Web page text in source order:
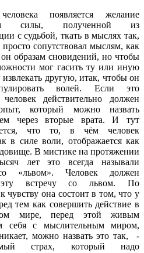
появляется желание
силы, полученной из
с судьбой, ткать в мыслях так,
сопутствовал мыслям, как
он образам сновидений, но чтобы
мог гасить ту или иную
другую, итак, чтобы он
волей. Если это
человек действительно должен
который можно назвать
через вторые врата. И тут
что то, в чём человек
в силе воли, отображается как
В мистике на протяжении
лет это всегда называли
«львом». Человек должен
эту встречу со львом. По
чувству она состоит в том, что у
тем как совершить действие в
мире, перед этой живым
себя с мыслительным миром,
можно назвать это так, -
страх, который надо